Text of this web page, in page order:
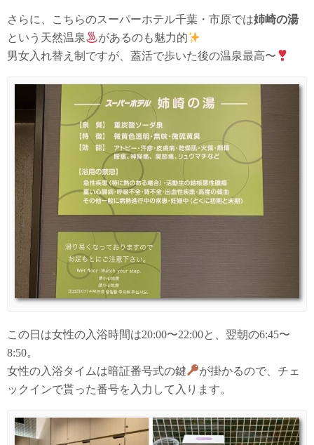
さらに、こちらのスーパーホテル千葉・市原では姉崎の湯
という天然温泉
があるのも魅力的
男女入れ替え制ですが、蓋活で歩いた後の温泉最高〜
この日は女性の入浴時間は20:00〜22:00と、翌朝の6:45〜
8:50。
女性の入浴タイムは暗証番号式の鍵
が掛かるので、チェ
ックインで貰った番号を入力して入ります。